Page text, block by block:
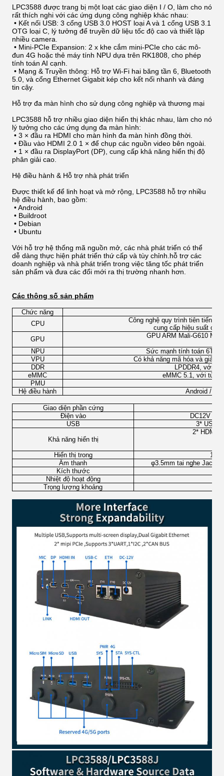
LPC3588 được trang bị một loạt các giao diện I / O, làm cho nó
rất thích nghi với các ứng dụng công nghiệp khác nhau:
• Kết nối USB: 3 cổng USB 3.0 HOST loại A và 1 cổng USB 3.1
OTG loại C, lý tưởng để truyền dữ liệu tốc độ cao và thiết lập
nhiều camera.
• Mini-PCIe Expansion: 2 x khe cắm mini-PCIe cho các mô-
đun 4G hoặc thẻ máy tính NPU dựa trên RK1808, cho phép
tính toán AI cạnh.
• Mạng & Truyền thông: Hỗ trợ Wi-Fi hai băng tần 6, Bluetooth
5.0, và cổng Ethernet Gigabit kép cho kết nối nhanh và đáng
tin cậy.
Hỗ trợ đa màn hình cho sử dụng công nghiệp và thương mại
LPC3588 hỗ trợ nhiều giao diện hiển thị khác nhau, làm cho nó
lý tưởng cho các ứng dụng đa màn hình:
• 3 × đầu ra HDMI cho màn hình đa màn hình đồng thời.
• Đầu vào HDMI 2.0 1 × để chụp các nguồn video bên ngoài.
• 1 × đầu ra DisplayPort (DP), cung cấp khả năng hiển thị độ
phân giải cao.
Hệ điều hành & Hỗ trợ nhà phát triển
Được thiết kế để linh hoạt và mở rộng, LPC3588 hỗ trợ nhiều
hệ điều hành, bao gồm:
•Android
• Buildroot
• Debian
• Ubuntu
Với hỗ trợ hệ thống mã nguồn mở, các nhà phát triển có thể
dễ dàng thực hiện phát triển thứ cấp và tùy chỉnh.hỗ trợ các
doanh nghiệp và nhà phát triển trong việc tăng tốc phát triển
sản phẩm và đưa các đổi mới ra thị trường nhanh hơn.
Các thông số sản phẩm
Chức năng
CPU
Công nghệ quy trình tiên tiến
cung cấp hiệu suất
GPU
GPU ARM Mali-G610
NPU
Sức mạnh tính toán
VPU
Có khả năng mã hóa và giải
DDR
LPDDR4, với
eMMC
eMMC 5.1, với tùy
PMU
Hệ điều hành
Android /
Giao diện phần cứng
Điện vào
DC12V -
USB
3* USB-
Khả năng hiển thị
2* HDMI
Hiển thị trong
1*
Âm thanh
φ3.5mm tai nghe Jack
Kích thước
Nhiệt độ hoạt động
Trọng lượng khoảng